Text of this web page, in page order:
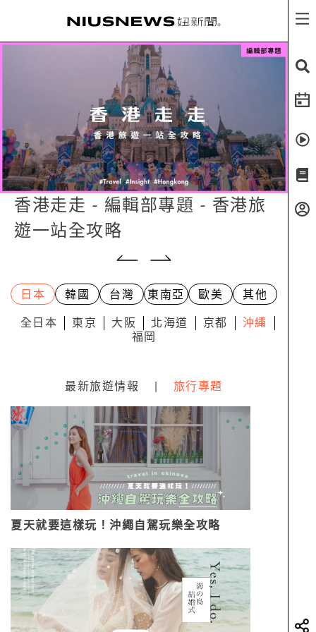
香港走走 - 編輯部專題 - 香港旅
遊一站全攻略
日本 韓國 台灣 東南亞 歐美 其他
全日本 東京 大阪 北海道 京都
沖繩
福岡
最新旅遊情報 旅行專題
夏天就要這樣玩！沖繩自駕玩樂全攻略